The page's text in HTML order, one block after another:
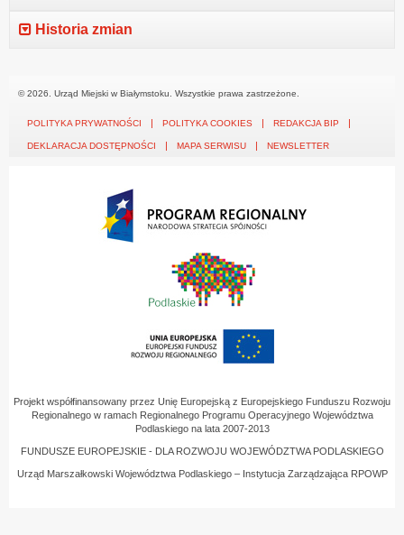
Historia zmian
© 2026. Urząd Miejski w Białymstoku. Wszystkie prawa zastrzeżone.
POLITYKA PRYWATNOŚCI POLITYKA COOKIES REDAKCJA BIP
DEKLARACJA DOSTĘPNOŚCI MAPA SERWISU NEWSLETTER
Projekt współfinansowany przez Unię Europejską z Europejskiego Funduszu Rozwoju
Regionalnego w ramach Regionalnego Programu Operacyjnego Województwa
Podlaskiego na lata 2007-2013
FUNDUSZE EUROPEJSKIE - DLA ROZWOJU WOJEWÓDZTWA PODLASKIEGO
Urząd Marszałkowski Województwa Podlaskiego – Instytucja Zarządzająca RPOWP